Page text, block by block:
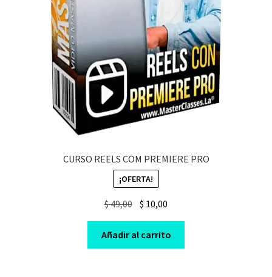
CURSO REELS COM PREMIERE PRO
¡OFERTA!
$49,00 Original
price
was:
$ 49,00.
$ 10,00
price
is:
$ 10,00.
Añadir al carrito